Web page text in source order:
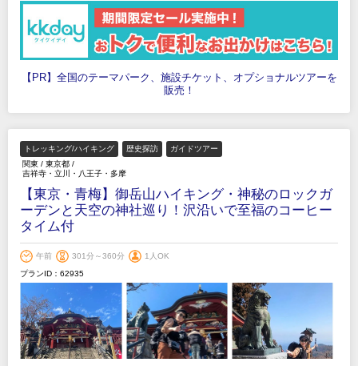
【PR】全国のテーマパーク、施設チケット、オプショナルツアーを
販売！
トレッキング/ハイキング 歴史探訪
ガイドツアー
関東 / 東京都 /
吉祥寺・立川・八王子・多摩
【東京・青梅】御岳山ハイキング・神秘のロックガ
ーデンと天空の神社巡り！沢沿いで至福のコーヒー
タイム付
午前 301分～360分
1人OK
プランID：62935